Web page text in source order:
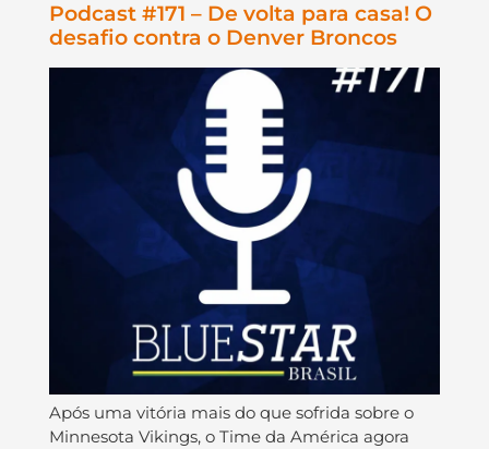
Podcast #171 – De volta para casa! O
desafio contra o Denver Broncos
Após uma vitória mais do que sofrida sobre o
Minnesota Vikings, o Time da América agora